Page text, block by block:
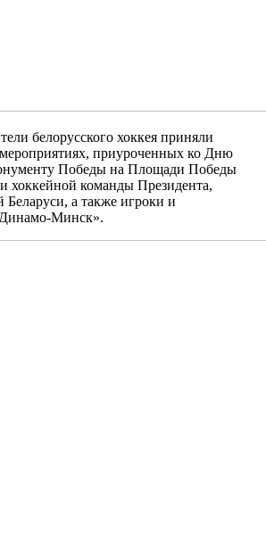
белорусского хоккея приняли
приуроченных ко Дню
Победы на Площади Победы
хоккейной команды Президента,
а также игроки и